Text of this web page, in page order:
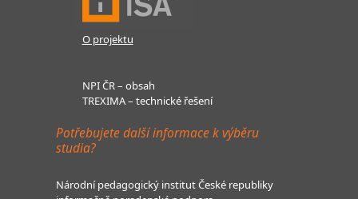
O projektu
NPI ČR – obsah
TREXIMA – technické řešení
Potřebujete další informace k výběru
studia?
Národní pedagogický institut České republiky